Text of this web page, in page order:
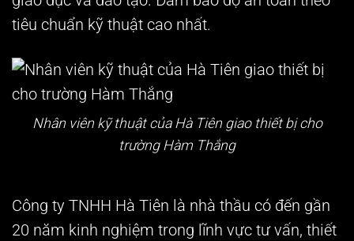
tiêu chuẩn kỹ thuật cao nhất.
Nhân viên kỹ thuật của Hà Tiên giao thiết bị cho
trường Hàm Thắng
Công ty TNHH Hà Tiên là nhà thầu có đến gần
20 năm kinh nghiệm trong lĩnh vực tư vấn, thiết